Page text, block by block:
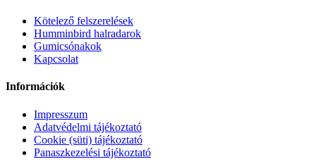
Kötelező felszerelések
Humminbird halradarok
Gumicsónakok
Kapcsolat
Információk
Impresszum
Adatvédelmi tájékoztató
Cookie (süti) tájékoztató
Panaszkezelési tájékoztató